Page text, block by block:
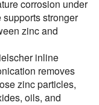
corrosion under
stronger
zinc and
inline
removes
zinc particles,
oils, and